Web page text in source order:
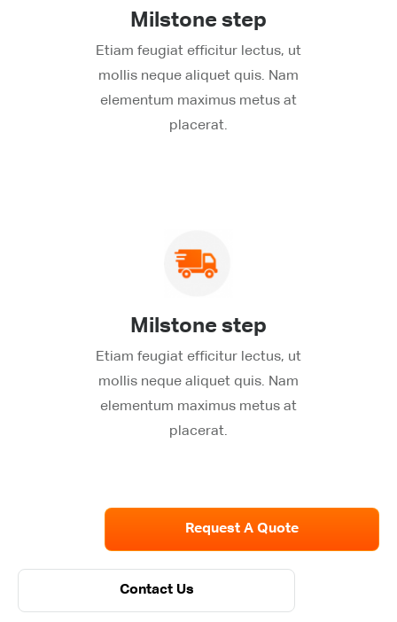
Milstone step
Etiam feugiat efficitur lectus, ut
mollis neque aliquet quis. Nam
elementum maximus metus at
placerat.
Milstone step
Etiam feugiat efficitur lectus, ut
mollis neque aliquet quis. Nam
elementum maximus metus at
placerat.
Request A Quote
Contact Us